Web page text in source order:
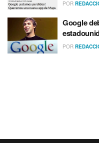
POR
Google
POR